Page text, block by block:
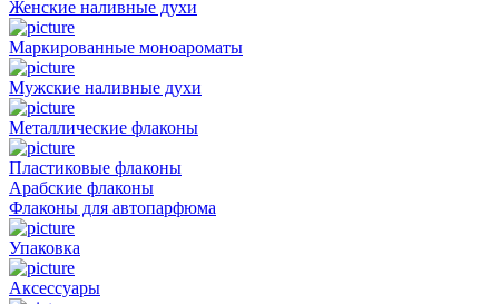
Женские наливные духи
Маркированные моноароматы
Мужские наливные духи
Металлические флаконы
Пластиковые флаконы
Арабские флаконы
Флаконы для автопарфюма
Упаковка
Аксессуары